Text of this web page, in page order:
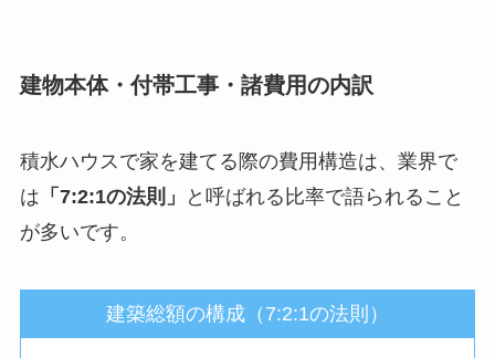
建物本体・付帯工事・諸費用の内訳
積水ハウスで家を建てる際の費用構造は、業界で
は 「7:2:1の法則」
と呼ばれる比率で語られること
が多いです。
建築総額の構成（7:2:1の法則）